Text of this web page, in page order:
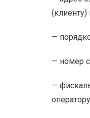
(клиенту)
—
— номер
—